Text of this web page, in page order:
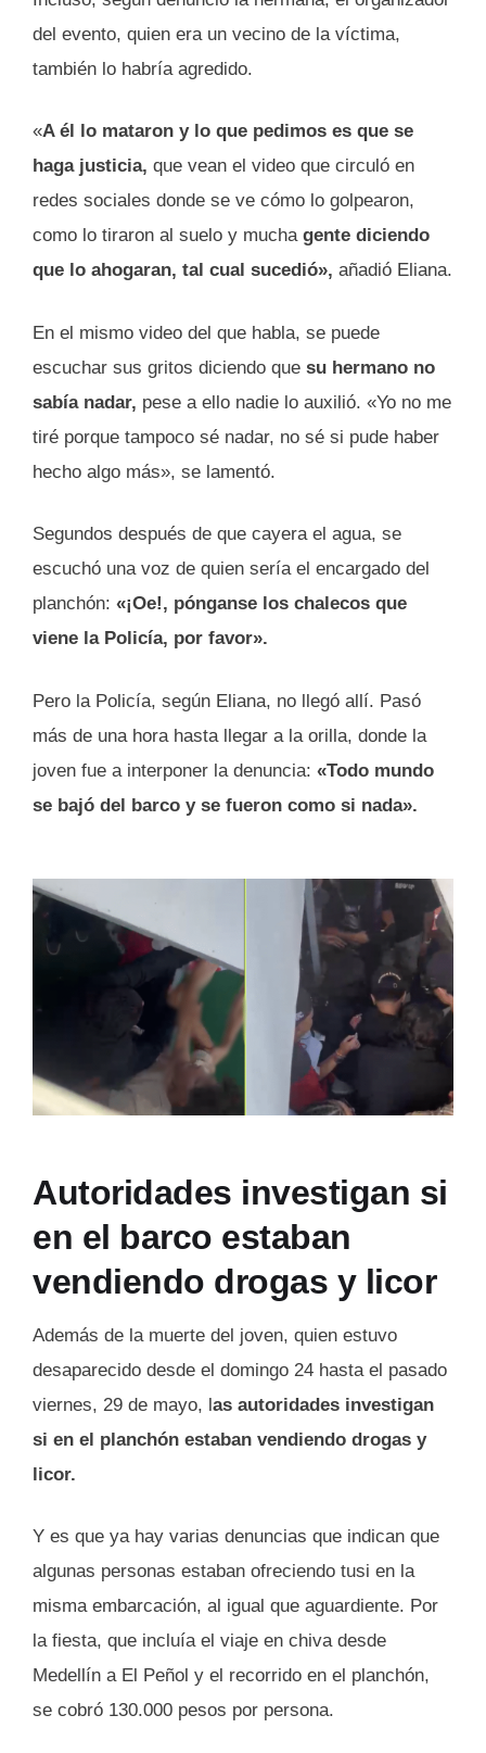
del evento, quien era un vecino de la víctima,
también lo habría agredido.
«A él lo mataron y lo que pedimos es que se
haga justicia, que vean el video que circuló en
redes sociales donde se ve cómo lo golpearon,
como lo tiraron al suelo y mucha gente diciendo
que lo ahogaran, tal cual sucedió», añadió Eliana.
En el mismo video del que habla, se puede
escuchar sus gritos diciendo que su hermano no
sabía nadar, pese a ello nadie lo auxilió. «Yo no me
tiré porque tampoco sé nadar, no sé si pude haber
hecho algo más», se lamentó.
Segundos después de que cayera el agua, se
escuchó una voz de quien sería el encargado del
planchón: «¡Oe!, pónganse los chalecos que
viene la Policía, por favor».
Pero la Policía, según Eliana, no llegó allí. Pasó
más de una hora hasta llegar a la orilla, donde la
joven fue a interponer la denuncia: «Todo mundo
se bajó del barco y se fueron como si nada».
Autoridades investigan si
en el barco estaban
vendiendo drogas y licor
Además de la muerte del joven, quien estuvo
desaparecido desde el domingo 24 hasta el pasado
viernes, 29 de mayo, las autoridades investigan
si en el planchón estaban vendiendo drogas y
licor.
Y es que ya hay varias denuncias que indican que
algunas personas estaban ofreciendo tusi en la
misma embarcación, al igual que aguardiente. Por
la fiesta, que incluía el viaje en chiva desde
Medellín a El Peñol y el recorrido en el planchón,
se cobró 130.000 pesos por persona.